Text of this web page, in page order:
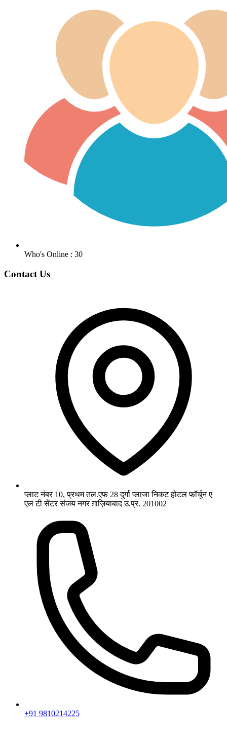
Who's Online : 30
Contact Us
प्लाट नंबर 10, प्रथम तल.एफ 28 दुर्गा प्लाजा निकट होटल फॉर्चून ए
एल टी सेंटर संजय नगर ग़ाज़ियाबाद उ.प्र. 201002
+91 9810214225